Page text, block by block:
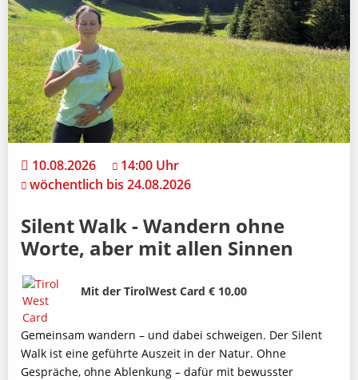
10.08.2026
14:00 Uhr
wöchentlich bis 24.08.2026
Silent Walk - Wandern ohne
Worte, aber mit allen Sinnen
Bild
Beschreibung
Mit der TirolWest Card € 10,00
Gemeinsam wandern – und dabei schweigen. Der Silent
Walk ist eine geführte Auszeit in der Natur. Ohne
Gespräche, ohne Ablenkung – dafür mit bewusster